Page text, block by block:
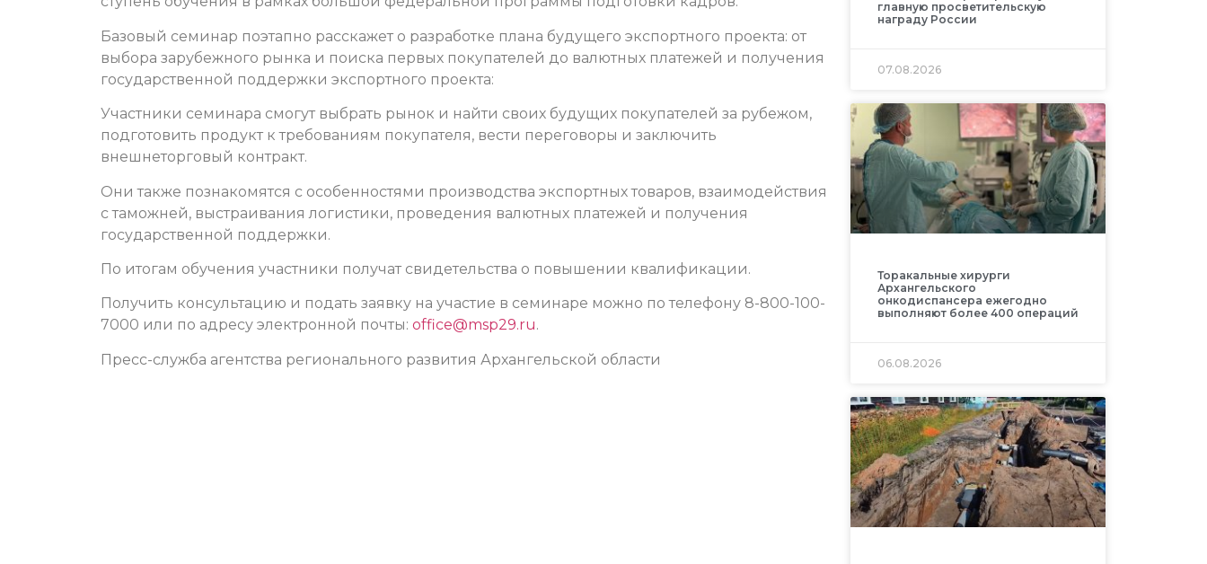
Базовый семинар поэтапно расскажет о разработке плана будущего экспортного проекта: от
выбора зарубежного рынка и поиска первых покупателей до валютных платежей и получения
государственной поддержки экспортного проекта:
Участники семинара смогут выбрать рынок и найти своих будущих покупателей за рубежом,
подготовить продукт к требованиям покупателя, вести переговоры и заключить
внешнеторговый контракт.
Они также познакомятся с особенностями производства экспортных товаров, взаимодействия
с таможней, выстраивания логистики, проведения валютных платежей и получения
государственной поддержки.
По итогам обучения участники получат свидетельства о повышении квалификации.
Получить консультацию и подать заявку на участие в семинаре можно по телефону 8-800-100-
7000 или по адресу электронной почты: office@msp29.ru.
Пресс-служба агентства регионального развития Архангельской области
главную просветительскую
награду России
07.08.2026
Торакальные хирурги
Архангельского
онкодиспансера ежегодно
выполняют более 400 операций
06.08.2026